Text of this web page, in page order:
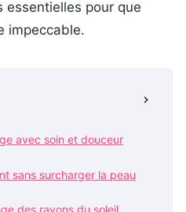
essentielles pour que
impeccable.
avec soin et douceur
sans surcharger la peau
des rayons du soleil